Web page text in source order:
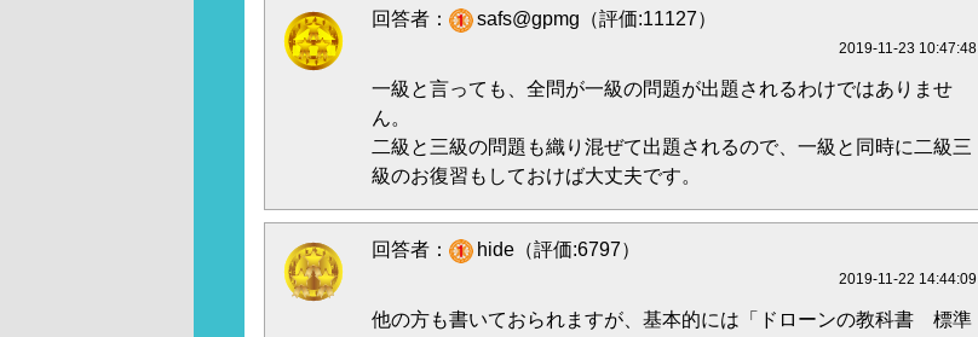
回答者： safs@gpmg（評価:11127）
2019-11-23 10:47:48
一級と言っても、全問が一級の問題が出題されるわけではありませ
ん。
二級と三級の問題も織り混ぜて出題されるので、一級と同時に二級三
級のお復習もしておけば大丈夫です。
回答者： hide（評価:6797）
2019-11-22 14:44:09
他の方も書いておられますが、基本的には「ドローンの教科書 標準